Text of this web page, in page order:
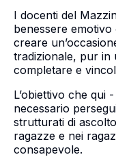
I docenti del
benessere
creare
tradizionale, pur in
completare e
L’obiettivo che qui
necessario
strutturati di
ragazze e nei
consapevole.